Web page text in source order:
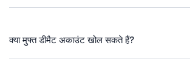
क्या मुफ्त डीमैट अकाउंट खोल सकते हैं?